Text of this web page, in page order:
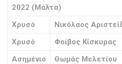
2022 (Μάλτα)
Χρυσό
Νικόλαος
Χρυσό
Φοίβος Κίσκυρας
Ασημένιο
Θωμάς Μελετίου